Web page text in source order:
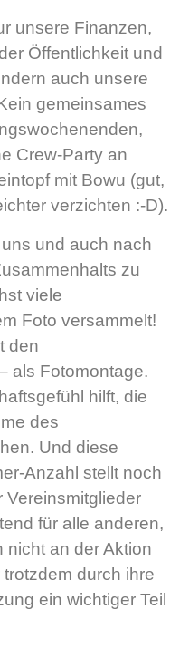
unsere Finanzen,
Öffentlichkeit und
auch unsere
gemeinsames
Crew-Party an
mit Bowu (gut,
verzichten :-D).
und auch nach
zu
viele
Foto versammelt!
den
als Fotomontage.
hilft, die
des
Und diese
Anzahl stellt noch
Vereinsmitglieder
für alle anderen,
nicht an der Aktion
durch ihre
ein wichtiger Teil